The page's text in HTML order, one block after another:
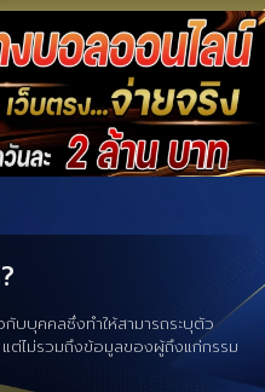
บุคคลซึ่งทำให้สามารถระบุตัว
ต่ไม่รวมถึงข้อมูลของผู้ถึงแก่กรรม